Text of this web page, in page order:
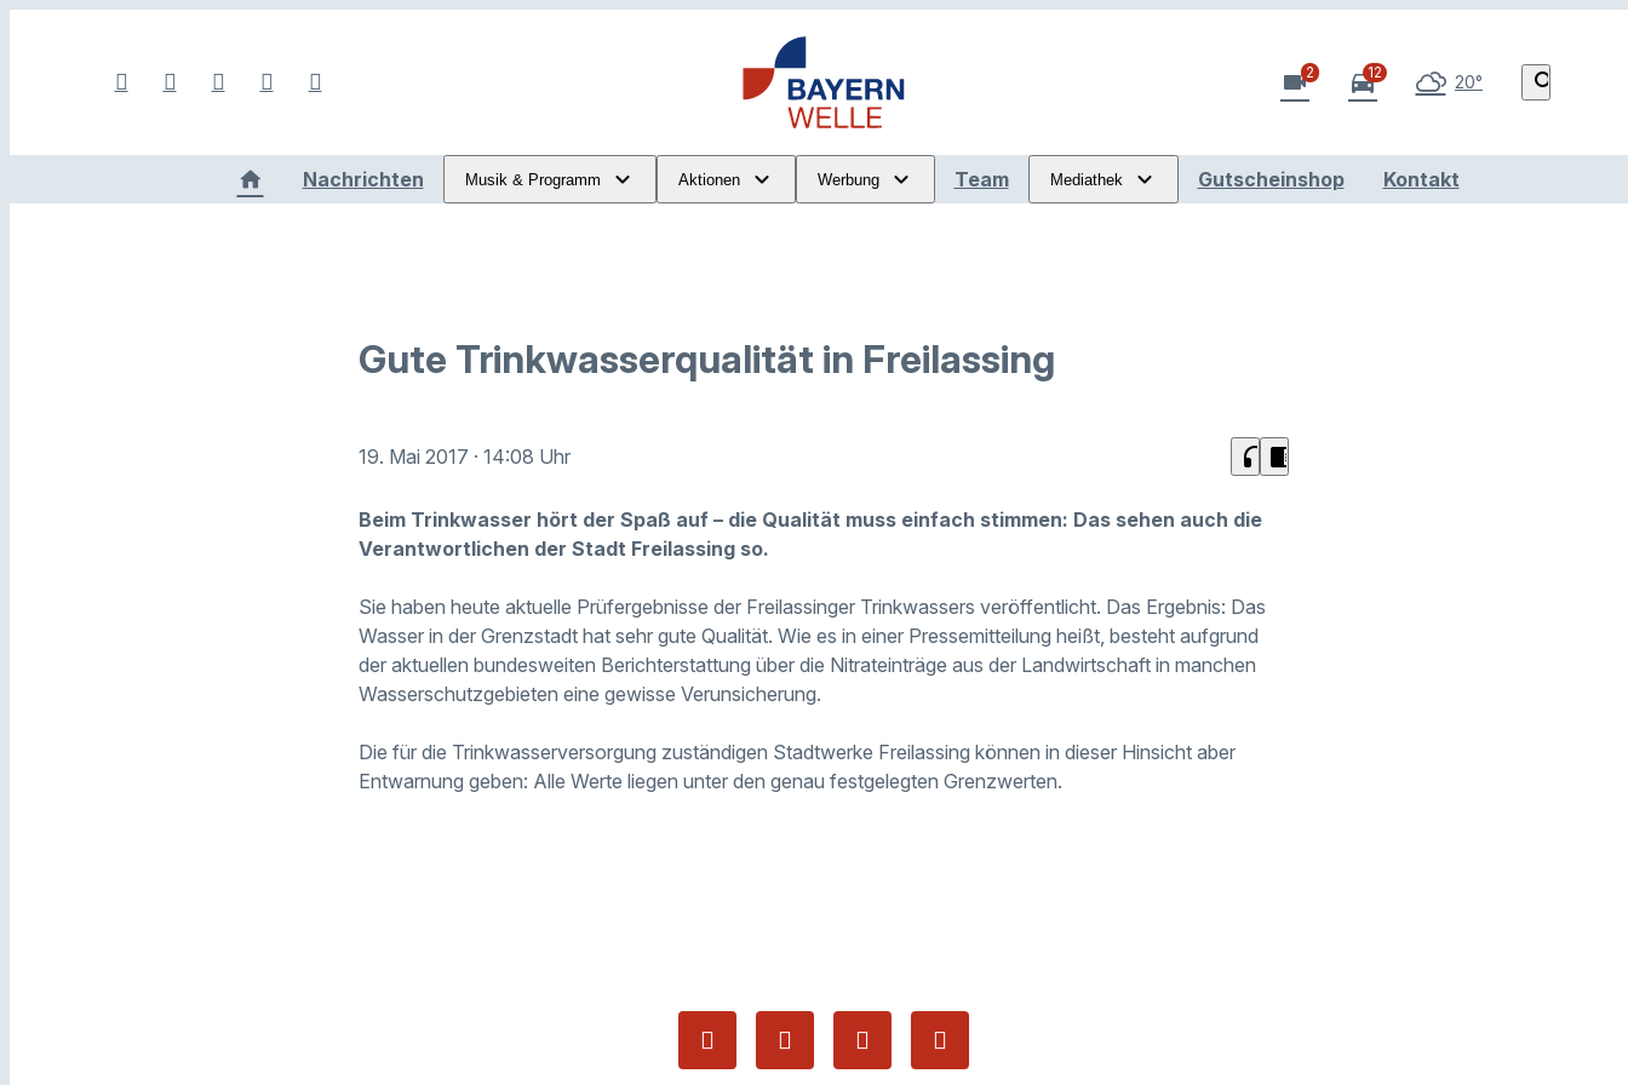
videocam2 directions_car12 20° search
Nachrichten Musik & Programm Aktionen Werbung Team Mediathek Gutscheinshop Kontakt
Gute Trinkwasserqualität in Freilassing
19. Mai 2017 · 14:08 Uhr headphones chrome_reader_mode
Beim Trinkwasser hört der Spaß auf – die Qualität muss einfach stimmen: Das sehen auch die
Verantwortlichen der Stadt Freilassing so.
Sie haben heute aktuelle Prüfergebnisse der Freilassinger Trinkwassers veröffentlicht. Das Ergebnis: Das
Wasser in der Grenzstadt hat sehr gute Qualität. Wie es in einer Pressemitteilung heißt, besteht aufgrund
der aktuellen bundesweiten Berichterstattung über die Nitrateinträge aus der Landwirtschaft in manchen
Wasserschutzgebieten eine gewisse Verunsicherung.
Die für die Trinkwasserversorgung zuständigen Stadtwerke Freilassing können in dieser Hinsicht aber
Entwarnung geben: Alle Werte liegen unter den genau festgelegten Grenzwerten.